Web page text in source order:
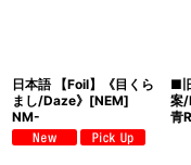
日本語 【Foil】《目くら
まし/Daze》[NEM]
NM-
■
案/
青R